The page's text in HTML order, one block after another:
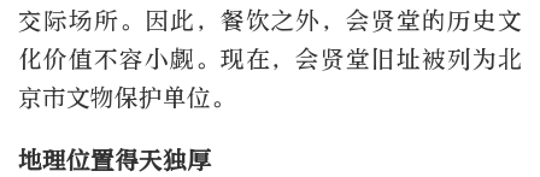
交际场所。因此，餐饮之外，会贤堂的历史文
化价值不容小觑。现在，会贤堂旧址被列为北
京市文物保护单位。
地理位置得天独厚